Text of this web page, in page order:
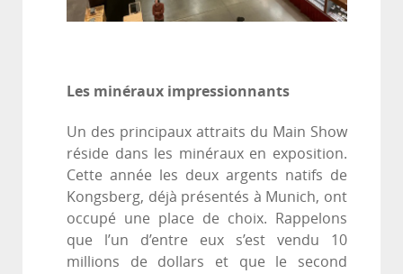
Les minéraux impressionnants
Un des principaux attraits du Main Show
réside dans les minéraux en exposition.
Cette année les deux argents natifs de
Kongsberg, déjà présentés à Munich, ont
occupé une place de choix. Rappelons
que l’un d’entre eux s’est vendu 10
millions de dollars et que le second